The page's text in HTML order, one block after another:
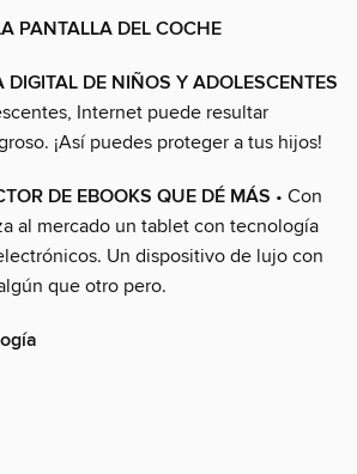
PANTALLA DEL COCHE
DE NIÑOS Y ADOLESCENTES
Internet puede resultar
¡Así puedes proteger a tus hijos!
DE EBOOKS QUE DÉ MÁS • Con
al mercado un tablet con tecnología
Un dispositivo de lujo con
que otro pero.